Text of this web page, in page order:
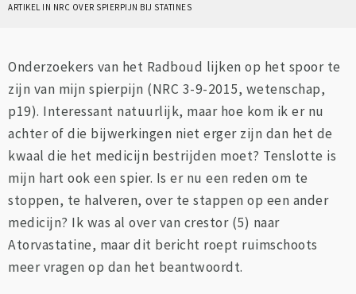
ARTIKEL IN NRC OVER SPIERPIJN BIJ STATINES
Onderzoekers van het Radboud lijken op het spoor te
zijn van mijn spierpijn (NRC 3-9-2015, wetenschap,
p19). Interessant natuurlijk, maar hoe kom ik er nu
achter of die bijwerkingen niet erger zijn dan het de
kwaal die het medicijn bestrijden moet? Tenslotte is
mijn hart ook een spier. Is er nu een reden om te
stoppen, te halveren, over te stappen op een ander
medicijn? Ik was al over van crestor (5) naar
Atorvastatine, maar dit bericht roept ruimschoots
meer vragen op dan het beantwoordt.